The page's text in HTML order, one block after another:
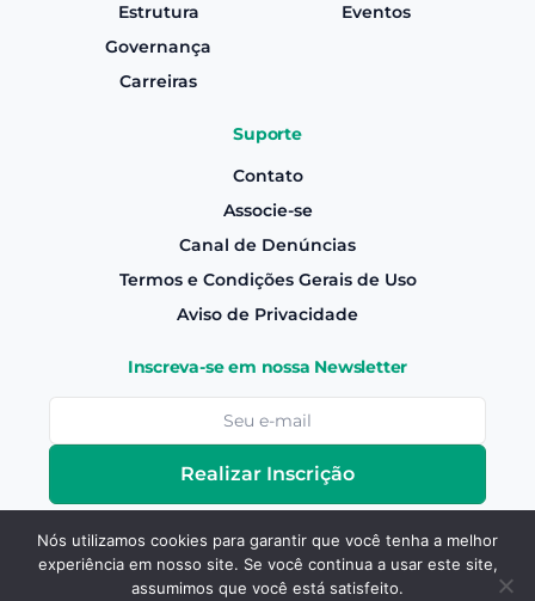
Estrutura
Governança
Carreiras
Eventos
Suporte
Contato
Associe-se
Canal de Denúncias
Termos e Condições Gerais de Uso
Aviso de Privacidade
Inscreva-se em nossa Newsletter
Realizar Inscrição
Copyright © Canaoeste 2026- Todos os
Associe-se
Nós utilizamos cookies para garantir que você tenha a melhor
experiência em nosso site. Se você continua a usar este site,
assumimos que você está satisfeito.